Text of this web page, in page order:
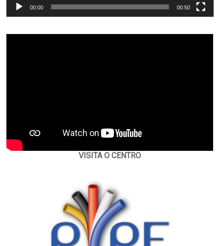
00:00 00:50
VISITA O CENTRO